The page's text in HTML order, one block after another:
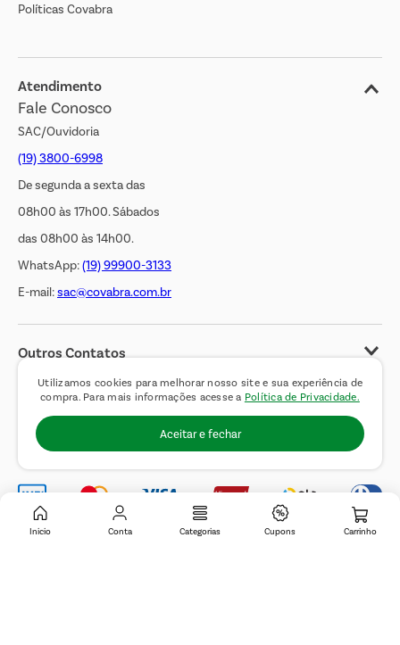
Utilizamos cookies para melhorar nosso site e sua experiência de
compra. Para mais informações acesse a Política de Privacidade.
Aceitar e fechar
Inicio Conta Categorias Cupons
Cliente Bem Estar
Jornal de Ofertas
Transparência Salarial
Políticas Covabra
Atendimento
Fale Conosco
SAC/Ouvidoria
(19) 3800-6998
De segunda a sexta das
08h00 às 17h00. Sábados
das 08h00 às 14h00.
WhatsApp:(19) 99900-3133
E-mail:sac@covabra.com.br
Outros Contatos
Negócios Imobiliários
Trabalhe Conosco